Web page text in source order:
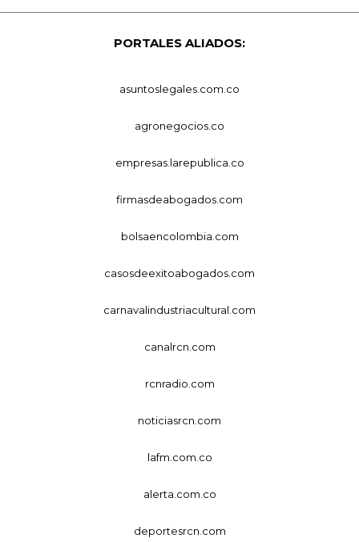
PORTALES ALIADOS:
asuntoslegales.com.co
agronegocios.co
empresas.larepublica.co
firmasdeabogados.com
bolsaencolombia.com
casosdeexitoabogados.com
carnavalindustriacultural.com
canalrcn.com
rcnradio.com
noticiasrcn.com
lafm.com.co
alerta.com.co
deportesrcn.com